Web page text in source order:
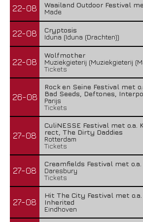
22-08
Waailand Outdoor Festival
Made
22-08
Cryptosis
Iduna (Iduna (Drachten))
22-08
Wolfmother
Muziekgieterij (Muziekgieterij
Tickets
26-08
Rock en Seine Festival met
Bad Seeds, Deftones,
Parijs
Tickets
27-08
CuliNESSE Festival met o.a.
rect, The Dirty Daddies
Rotterdam
Tickets
27-08
Creamfields Festival met
Daresbury
Tickets
27-08
Hit The City Festival met o.a.
Inherited
Eindhoven